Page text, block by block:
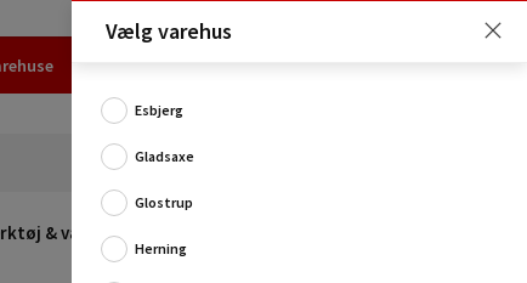
& værksted
Vælg varehus
Esbjerg
Gladsaxe
Glostrup
Herning